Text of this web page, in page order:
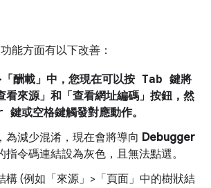
能方面有以下改善：
「酬載」中，您現在可以按 Tab 鍵將
看來源」和「查看網址編碼」按鈕，然
或空格鍵觸發對應動作。
為減少混淆，現在會將導向 Debugger
指令碼連結設為灰色，且無法點選。
構 (例如「來源」>「頁面」中的樹狀結